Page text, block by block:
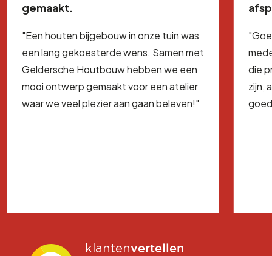
gemaakt.
"Een houten bijgebouw in onze tuin was
een lang gekoesterde wens. Samen met
Geldersche Houtbouw hebben we een
mooi ontwerp gemaakt voor een atelier
waar we veel plezier aan gaan beleven!"
die
zijn,